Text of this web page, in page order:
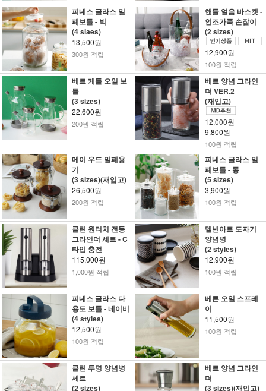
피네스 글라스 밀
폐보틀 - 빅
(4 siaes)
13,500원
300원 적립
핸들 얼음 바스켓 -
인조가죽 손잡이
(2 sizes)
12,900원
100원 적립
베르 케틀 오일 보
틀
(3 sizes)
22,600원
200원 적립
베르 양념 그라인
더 VER.2
(재입고)
12,000원
9,800원
100원 적립
메이 우드 밀폐용
기
(3 sizes)(재입고)
26,500원
200원 적립
피네스 글라스 밀
폐보틀 - 롱
(5 sizes)
3,900원
100원 적립
클린 원터치 전동
그라인더 세트 - C
타입 충전
115,000원
1,000원 적립
멜빈아트 도자기
양념병
(2 styles)
12,900원
100원 적립
피네스 글라스 다
용도 보틀 - 네이비
(4 styles)
12,500원
100원 적립
베른 오일 스프레
이
11,500원
100원 적립
클린 투명 양념병
세트
(2 sizes)
베르 양념 그라인
더
(3 sizes)(재입고)